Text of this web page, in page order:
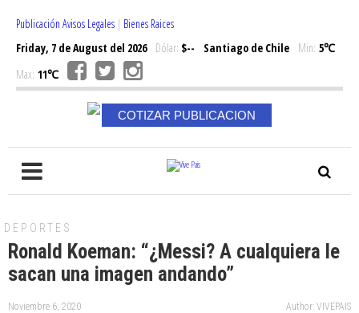
Publicación Avisos Legales | Bienes Raices
Friday, 7 de August del 2026Dólar: $-- Santiago de Chile Min: 5℃
Max: 11℃
COTIZAR PUBLICACION
DEPORTES
Ronald Koeman: “¿Messi? A cualquiera le
sacan una imagen andando”
Noviembre 6, 2020 Author: VIVEPAIS